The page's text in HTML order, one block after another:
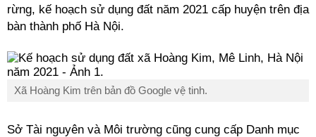
rừng, kế hoạch sử dụng đất năm 2021 cấp huyện trên địa
bàn thành phố Hà Nội.
Xã Hoàng Kim trên bản đồ Google vệ tinh.
Sở Tài nguyên và Môi trường cũng cung cấp Danh mục